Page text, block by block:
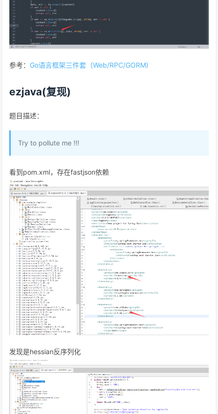
参考： Go语言框架三件套（Web/RPC/GORM)
ezjava(复现)
题目描述：
Try to pollute me !!!
看到pom.xml，存在fastjson依赖
发现是hessian反序列化